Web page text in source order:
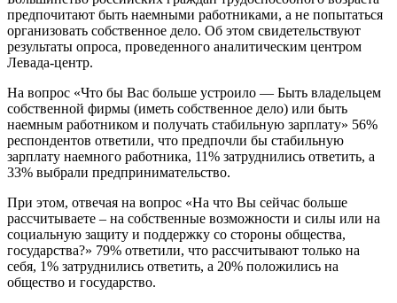
предпочитают быть наемными работниками, а не попытаться
организовать собственное дело. Об этом свидетельствуют
результаты опроса, проведенного аналитическим центром
Левада-центр.
На вопрос «Что бы Вас больше устроило — Быть владельцем
собственной фирмы (иметь собственное дело) или быть
наемным работником и получать стабильную зарплату» 56%
респондентов ответили, что предпочли бы стабильную
зарплату наемного работника, 11% затруднились ответить, а
33% выбрали предпринимательство.
При этом, отвечая на вопрос «На что Вы сейчас больше
рассчитываете – на собственные возможности и силы или на
социальную защиту и поддержку со стороны общества,
государства?» 79% ответили, что рассчитывают только на
себя, 1% затруднились ответить, а 20% положились на
общество и государство.